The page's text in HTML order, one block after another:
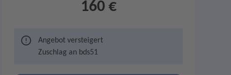
160 €
Angebot versteigert
Zuschlag an bds51